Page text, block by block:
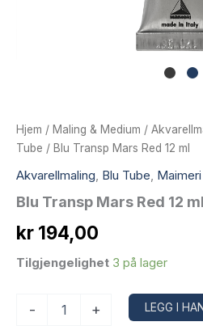
Hjem / Maling & Medium /
Tube / Blu Transp Mars Red 12 ml
Akvarellmaling, Blu Tube, Maimeri
Blu Transp Mars Red 12 ml
kr 194,00
Tilgjengelighet 3 på lager
- + LEGG I